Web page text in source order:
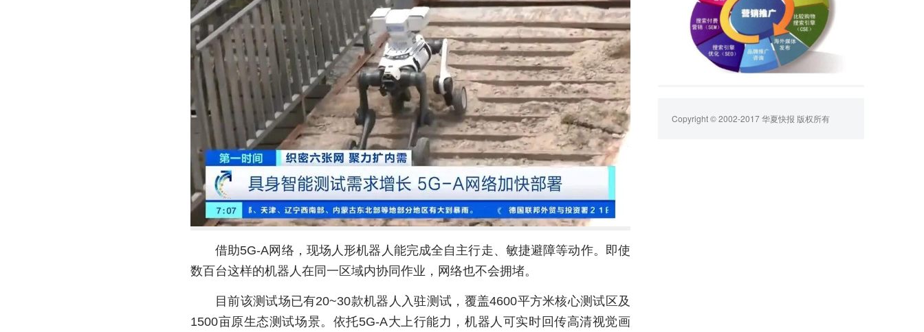
借助5G-A网络，现场人形机器人能完成全自主行走、敏捷避障等动作。即使
数百台这样的机器人在同一区域内协同作业，网络也不会拥堵。
目前该测试场已有20~30款机器人入驻测试，覆盖4600平方米核心测试区及
1500亩原生态测试场景。依托5G-A大上行能力，机器人可实时回传高清视觉画
Copyright © 2002-2017 华夏快报 版权所有